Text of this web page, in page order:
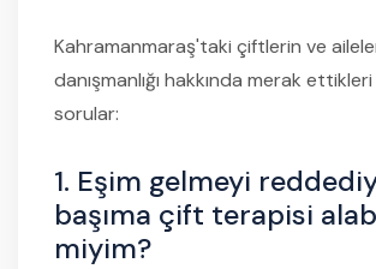
Kahramanmaraş'taki çiftlerin ve
danışmanlığı hakkında merak
sorular:
1. Eşim gelmeyi
başıma çift terapisi
miyim?